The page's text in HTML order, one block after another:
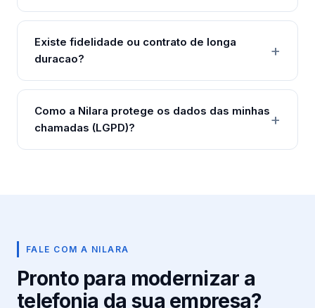
Existe fidelidade ou contrato de longa
duracao?
Como a Nilara protege os dados das minhas
chamadas (LGPD)?
FALE COM A NILARA
Pronto para modernizar a
telefonia da sua empresa?